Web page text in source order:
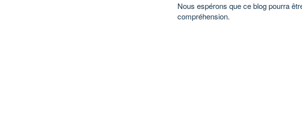
Nous espérons que ce blog pourra
compréhension.